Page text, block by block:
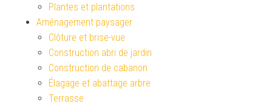
Plantes et plantations
Aménagement paysager
Clôture et brise-vue
Construction abri de jardin
Construction de cabanon
Élagage et abattage arbre
Terrasse